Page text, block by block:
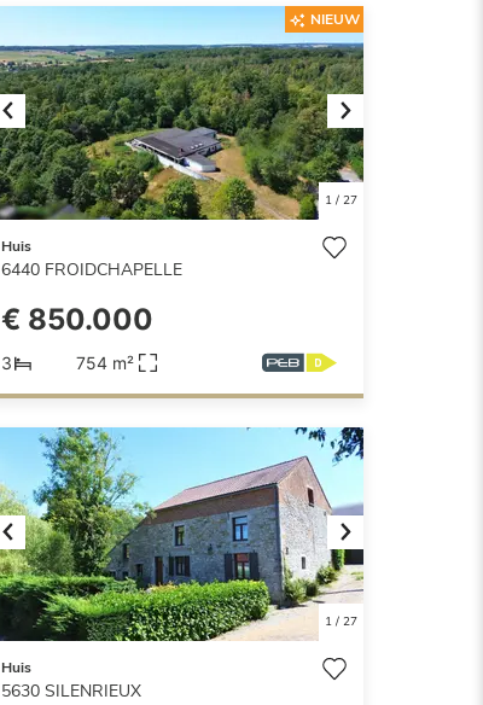
Previous Next
1/ 27
NIEUW
Huis
6440 FROIDCHAPELLE
€ 850.000
3 754 m²
Previous Next
1/ 27
Huis
5630 SILENRIEUX